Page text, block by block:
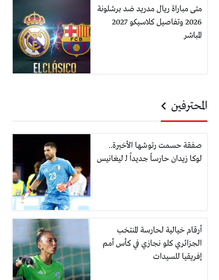
متى مباراة ريال مدريد ضد برشلونة
2026 وتفاصيل كلاسيكو 2027
المباشر
المحترفين
صفقة حسمت رتوشها الأخيرة..
لوكا زيدان حارساً جديداً لـ ليغانيس
أرقام خيالية لحارسة المنتخب
الجزائري كلو نجازي في كأس أمم
إفريقيا للسيدات